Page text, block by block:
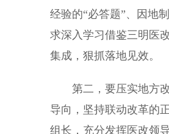
经验的“必答题”、因地
求深入学习借鉴三明医
集成，狠抓落地见效。
第二，要压实地方改
导向，坚持联动改革的
组长，充分发挥医改领